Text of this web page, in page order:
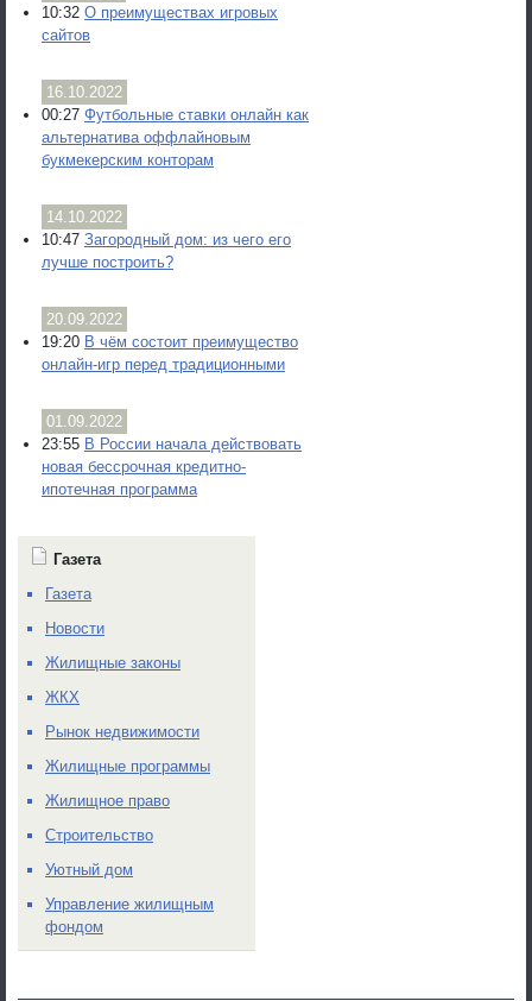
10:32 О преимуществах игровых
сайтов
16.10.2022
00:27 Футбольные ставки онлайн как
альтернатива оффлайновым
букмекерским конторам
14.10.2022
10:47 Загородный дом: из чего его
лучше построить?
20.09.2022
19:20 В чём состоит преимущество
онлайн-игр перед традиционными
01.09.2022
23:55 В России начала действовать
новая бессрочная кредитно-
ипотечная программа
Газета
Газета
Новости
Жилищные законы
ЖКХ
Рынок недвижимости
Жилищные программы
Жилищное право
Строительство
Уютный дом
Управление жилищным
фондом